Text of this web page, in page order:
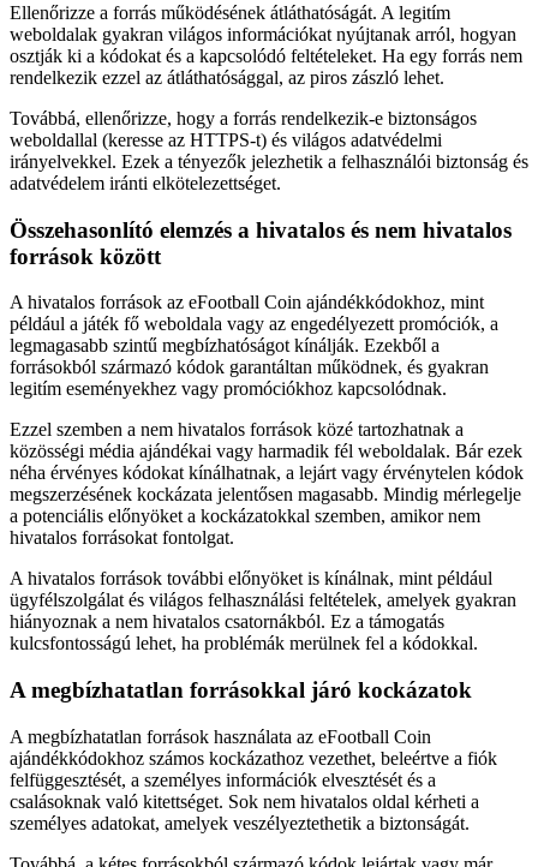
Ellenőrizze a forrás működésének átláthatóságát. A legitím
weboldalak gyakran világos információkat nyújtanak arról, hogyan
osztják ki a kódokat és a kapcsolódó feltételeket. Ha egy forrás nem
rendelkezik ezzel az átláthatósággal, az piros zászló lehet.
Továbbá, ellenőrizze, hogy a forrás rendelkezik-e biztonságos
weboldallal (keresse az HTTPS-t) és világos adatvédelmi
irányelvekkel. Ezek a tényezők jelezhetik a felhasználói biztonság és
adatvédelem iránti elkötelezettséget.
Összehasonlító elemzés a hivatalos és nem hivatalos
források között
A hivatalos források az eFootball Coin ajándékkódokhoz, mint
például a játék fő weboldala vagy az engedélyezett promóciók, a
legmagasabb szintű megbízhatóságot kínálják. Ezekből a
forrásokból származó kódok garantáltan működnek, és gyakran
legitím eseményekhez vagy promóciókhoz kapcsolódnak.
Ezzel szemben a nem hivatalos források közé tartozhatnak a
közösségi média ajándékai vagy harmadik fél weboldalak. Bár ezek
néha érvényes kódokat kínálhatnak, a lejárt vagy érvénytelen kódok
megszerzésének kockázata jelentősen magasabb. Mindig mérlegelje
a potenciális előnyöket a kockázatokkal szemben, amikor nem
hivatalos forrásokat fontolgat.
A hivatalos források további előnyöket is kínálnak, mint például
ügyfélszolgálat és világos felhasználási feltételek, amelyek gyakran
hiányoznak a nem hivatalos csatornákból. Ez a támogatás
kulcsfontosságú lehet, ha problémák merülnek fel a kódokkal.
A megbízhatatlan forrásokkal járó kockázatok
A megbízhatatlan források használata az eFootball Coin
ajándékkódokhoz számos kockázathoz vezethet, beleértve a fiók
felfüggesztését, a személyes információk elvesztését és a
csalásoknak való kitettséget. Sok nem hivatalos oldal kérheti a
személyes adatokat, amelyek veszélyeztethetik a biztonságát.